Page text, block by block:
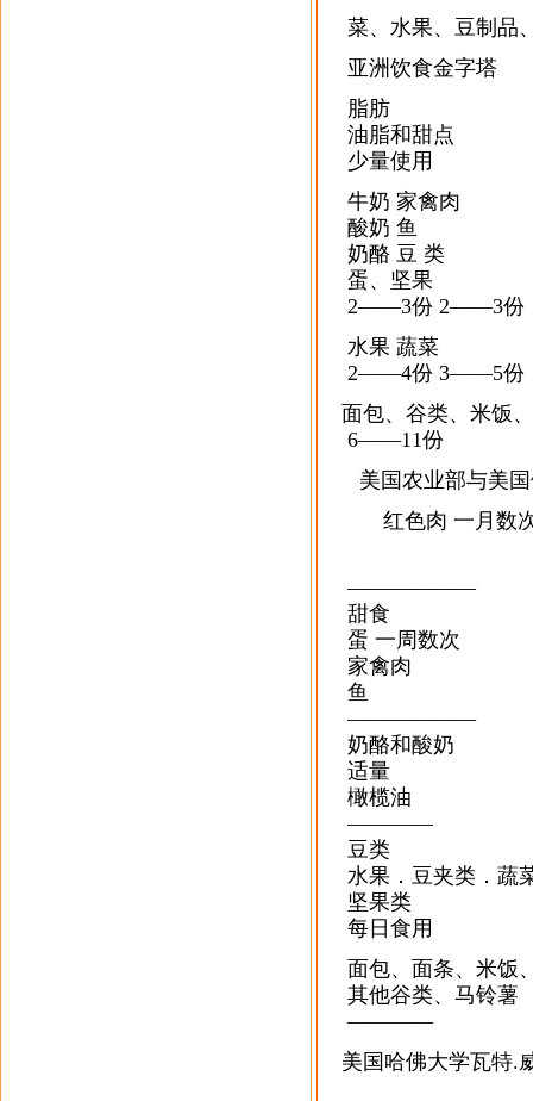
菜、水果、豆制品
亚洲饮食金字塔
脂肪
油脂和甜点
少量使用
牛奶 家禽肉
酸奶 鱼
奶酪 豆 类
蛋、坚果
2——3份 2——3份
水果 蔬菜
2——4份 3——5份
面包、谷类、米饭
6——11份
美国农业部与美
红色肉 一月数
——————
甜食
蛋 一周数次
家禽肉
鱼
——————
奶酪和酸奶
适量
橄榄油
————
豆类
水果．豆夹类．蔬
坚果类
每日食用
面包、面条、米饭
其他谷类、马铃薯
————
美国哈佛大学瓦特.